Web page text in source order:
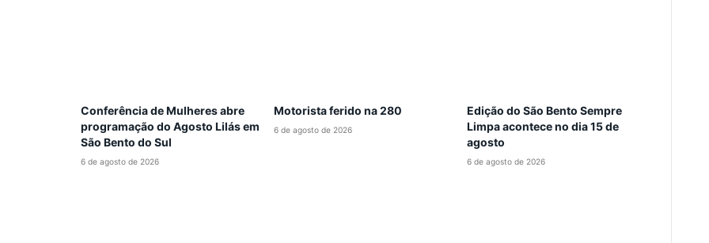
Conferência de Mulheres abre
programação do Agosto Lilás em
São Bento do Sul
6 de agosto de 2026
Motorista ferido na 280
6 de agosto de 2026
Edição do São Bento Sempre
Limpa acontece no dia 15 de
agosto
6 de agosto de 2026